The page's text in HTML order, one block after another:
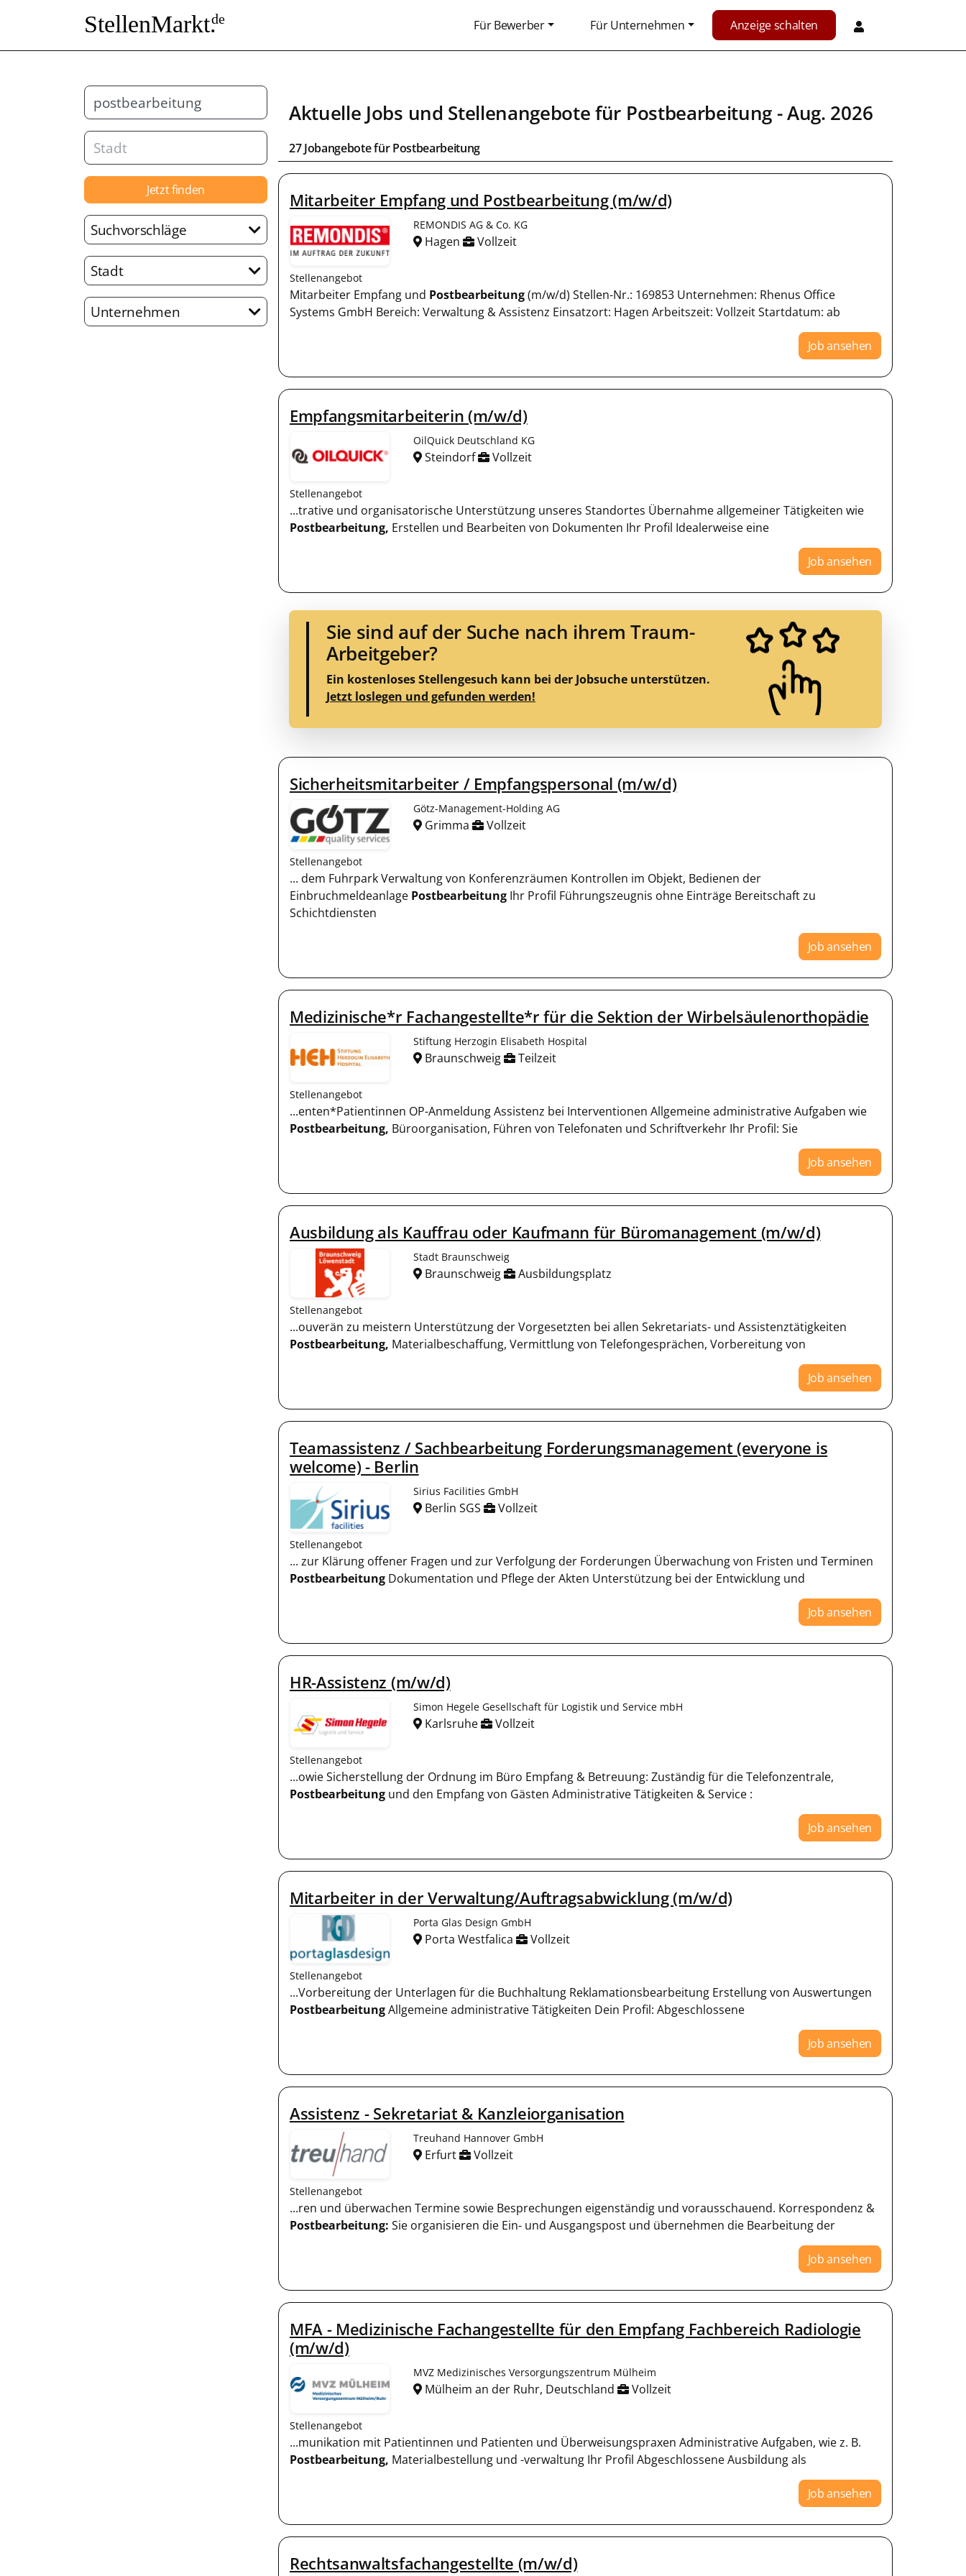
StellenMarkt.de Für Bewerber Für Unternehmen Anzeige schalten
Jetzt finden
Suchvorschläge
Stadt
Unternehmen
Aktuelle Jobs und Stellenangebote für Postbearbeitung - Aug. 2026
27 Jobangebote fürPostbearbeitung
Mitarbeiter Empfang und Postbearbeitung (m/w/d)
REMONDIS AG & Co. KG
Hagen Vollzeit
Stellenangebot
Mitarbeiter Empfang und Postbearbeitung(m/w/d) Stellen-Nr.: 169853 Unternehmen: Rhenus Office
Systems GmbH Bereich: Verwaltung & Assistenz Einsatzort: Hagen Arbeitszeit: Vollzeit Startdatum: ab
Job ansehen
Empfangsmitarbeiterin (m/w/d)
OilQuick Deutschland KG
Steindorf Vollzeit
Stellenangebot
...trative und organisatorische Unterstützung unseres Standortes Übernahme allgemeiner Tätigkeiten wie
Postbearbeitung, Erstellen und Bearbeiten von Dokumenten Ihr Profil Idealerweise eine
Job ansehen
Sie sind auf der Suche nach ihrem Traum-
Arbeitgeber?
Ein kostenloses Stellengesuch kann bei der Jobsuche unterstützen.
Jetzt loslegen und gefunden werden!
Sicherheitsmitarbeiter / Empfangspersonal (m/w/d)
Götz-Management-Holding AG
Grimma Vollzeit
Stellenangebot
... dem Fuhrpark Verwaltung von Konferenzräumen Kontrollen im Objekt, Bedienen der
Einbruchmeldeanlage Postbearbeitung Ihr Profil Führungszeugnis ohne Einträge Bereitschaft zu
Schichtdiensten
Job ansehen
Medizinische*r Fachangestellte*r für die Sektion der Wirbelsäulenorthopädie
Stiftung Herzogin Elisabeth Hospital
Braunschweig Teilzeit
Stellenangebot
...enten*Patientinnen OP-Anmeldung Assistenz bei Interventionen Allgemeine administrative Aufgaben wie
Postbearbeitung, Büroorganisation, Führen von Telefonaten und Schriftverkehr Ihr Profil: Sie
Job ansehen
Ausbildung als Kauffrau oder Kaufmann für Büromanagement (m/w/d)
Stadt Braunschweig
Braunschweig Ausbildungsplatz
Stellenangebot
...ouverän zu meistern Unterstützung der Vorgesetzten bei allen Sekretariats- und Assistenztätigkeiten
Postbearbeitung, Materialbeschaffung, Vermittlung von Telefongesprächen, Vorbereitung von
Job ansehen
Teamassistenz / Sachbearbeitung Forderungsmanagement (everyone is
welcome) - Berlin
Sirius Facilities GmbH
Berlin SGS Vollzeit
Stellenangebot
... zur Klärung offener Fragen und zur Verfolgung der Forderungen Überwachung von Fristen und Terminen
Postbearbeitung Dokumentation und Pflege der Akten Unterstützung bei der Entwicklung und
Job ansehen
HR-Assistenz (m/w/d)
Simon Hegele Gesellschaft für Logistik und Service mbH
Karlsruhe Vollzeit
Stellenangebot
...owie Sicherstellung der Ordnung im Büro Empfang & Betreuung: Zuständig für die Telefonzentrale,
Postbearbeitung und den Empfang von Gästen Administrative Tätigkeiten & Service :
Job ansehen
Mitarbeiter in der Verwaltung/Auftragsabwicklung (m/w/d)
Porta Glas Design GmbH
Porta Westfalica Vollzeit
Stellenangebot
...Vorbereitung der Unterlagen für die Buchhaltung Reklamationsbearbeitung Erstellung von Auswertungen
PostbearbeitungAllgemeine administrative Tätigkeiten Dein Profil: Abgeschlossene
Job ansehen
Assistenz - Sekretariat & Kanzleiorganisation
Treuhand Hannover GmbH
Erfurt Vollzeit
Stellenangebot
...ren und überwachen Termine sowie Besprechungen eigenständig und vorausschauend. Korrespondenz &
Postbearbeitung: Sie organisieren die Ein- und Ausgangspost und übernehmen die Bearbeitung der
Job ansehen
MFA - Medizinische Fachangestellte für den Empfang Fachbereich Radiologie
(m/w/d)
MVZ Medizinisches Versorgungszentrum Mülheim
Mülheim an der Ruhr, Deutschland Vollzeit
Stellenangebot
...munikation mit Patientinnen und Patienten und Überweisungspraxen Administrative Aufgaben, wie z. B.
Postbearbeitung, Materialbestellung und -verwaltung Ihr Profil Abgeschlossene Ausbildung als
Job ansehen
Rechtsanwaltsfachangestellte (m/w/d)